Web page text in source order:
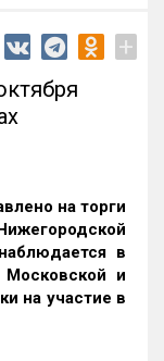
+
на торги
в
Московской и
на участие в